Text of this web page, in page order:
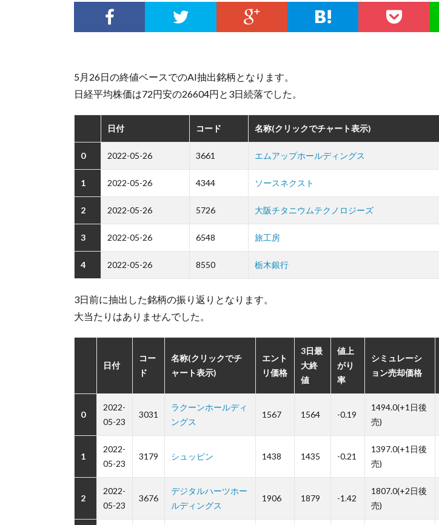
5月26日の終値ベースでのAI抽出銘柄となります。
日経平均株価は72円安の26604円と3日続落でした。
日付 コード 名称(クリックでチャート表示)
0 2022-05-26 3661 エムアップホールディングス
1 2022-05-26 4344 ソースネクスト
2 2022-05-26 5726 大阪チタニウムテクノロジーズ
3 2022-05-26 6548 旅工房
4 2022-05-26 8550 栃木銀行
3日前に抽出した銘柄の振り返りとなります。
大当たりはありませんでした。
日付
コー
ド
名称(クリックでチ
ャート表示)
エント
リ価格
3日最
大終
値
値上
がり
率
シミュレーシ
ョン売却価格
0
2022-
05-23
3031
ラクーンホールディ
ングス
1567 1564 -0.19
1494.0(+1日後
売)
1
2022-
05-23
3179 シュッピン 1438 1435 -0.21
1397.0(+1日後
売)
2
2022-
05-23
3676
デジタルハーツホー
ルディングス
1906 1879 -1.42
1807.0(+2日後
売)